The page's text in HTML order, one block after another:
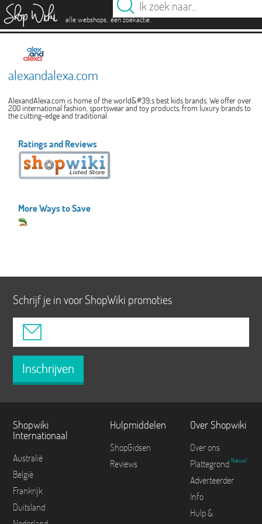
alle webshops. één zoekactie.
alexandalexa.com
AlexandAlexa.com is home of the world&#39;s best kids brands. We offer over
200 international fashion, sportswear and toy products, from luxury brands to
the cutting-edge and traditional.
Ratings and Reviews
More Ways to Save
Schrijf je in voor ShopWiki promoties
Inschrijven
Shopwiki
Internationaal
Australië
België
Frankrijk
Duitsland
Hulpmiddelen
ShopGidsen
Reviews
Over Shopwiki
Over ons
Plattegrond Nieuw!
Adverteerder
Info
Hulp &